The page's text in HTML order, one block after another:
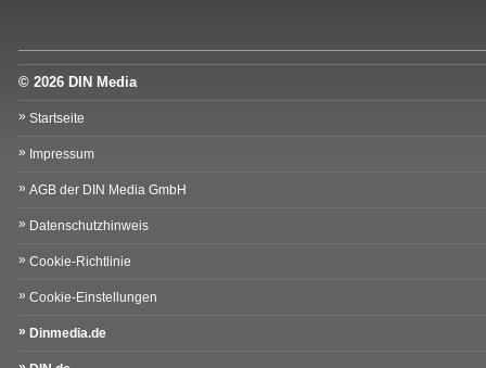
© 2026 DIN Media
Startseite
Impressum
AGB der DIN Media GmbH
Datenschutzhinweis
Cookie-Richtlinie
Cookie-Einstellungen
Dinmedia.de